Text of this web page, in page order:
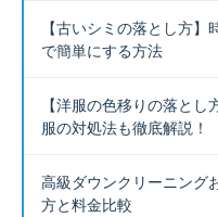
【古いシミの落とし方
で簡単にする方法
【洋服の色移りの落と
服の対処法も徹底解説！
高級ダウンクリーニング
方と料金比較